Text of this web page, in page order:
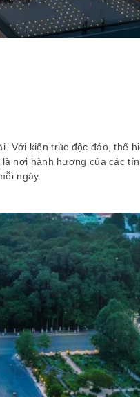
Với kiến trúc độc đáo, thể
nơi hành hương của các
ngày.